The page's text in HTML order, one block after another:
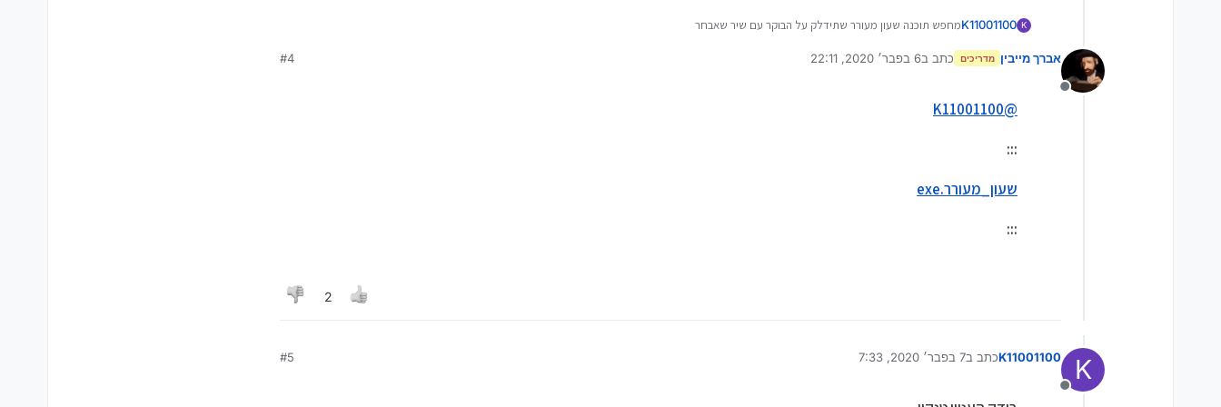
K
K11001100מחפש תוכנה שעון מעורר שתידלק על הבוקר עם שיר שאבחר
מנותק
אברך מייבין מדריכים כתב ב6 בפבר׳ 2020, 22:11
נערך לאחרונה על ידי
#4
@
K11001100
:::
שעון_מעורר.exe
:::
2
K
מנותק
K11001100כתב ב7 בפבר׳ 2020, 7:33
נערך לאחרונה על ידי
#5